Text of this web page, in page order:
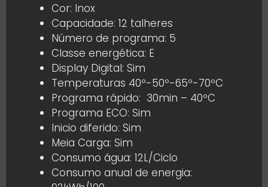
Cor: Inox
Capacidade: 12 talheres
Número de programa: 5
Classe energética: E
Display Digital: Sim
Temperaturas 40º-50º-65º-70ºC
Programa rápido: 30min – 40ºC
Programa ECO: Sim
Inicio diferido: Sim
Meia Carga: Sim
Consumo água: 12L/Ciclo
Consumo anual de energia: